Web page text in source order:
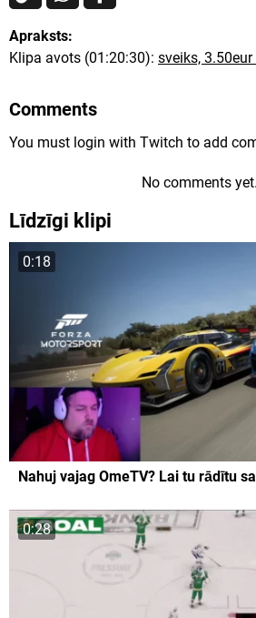
Apraksts:
Klipa avots (01:20:30): sveiks,
Comments
You must login with Twitch to add
No comments
Līdzīgi klipi
0:18
Nahuj vajag OmeTV? Lai tu rādītu
0:28